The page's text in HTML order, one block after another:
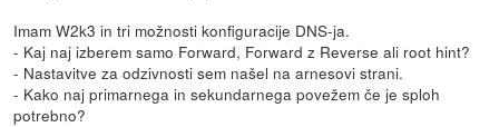
Imam W2k3 in tri možnosti konfiguracije DNS-ja.
- Kaj naj izberem samo Forward, Forward z Reverse ali root hint?
- Nastavitve za odzivnosti sem našel na arnesovi strani.
- Kako naj primarnega in sekundarnega povežem če je sploh
potrebno?